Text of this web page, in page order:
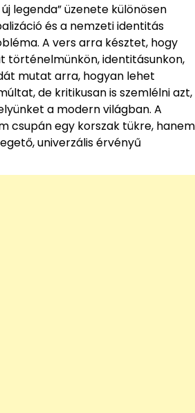
legenda” üzenete különösen
és a nemzeti identitás
A vers arra késztet, hogy
történelmünkön, identitásunkon,
mutat arra, hogyan lehet
de kritikusan is szemlélni azt,
a modern világban. A
csupán egy korszak tükre, hanem
univerzális érvényű